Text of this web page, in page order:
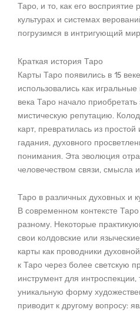
Таро, и то, как его восприятие
культурах и системах
погрузимся в интригующий
Краткая история Таро
Карты Таро появились в 15
использовались как
века Таро начало приобретать
мистическую репутацию.
карт, превратилась из
гадания, духовного
понимания. Эта эволюция
человечеством связи, смысла
Таро в различных духовных и
В современном контексте
разному. Некоторые
свои колдовские или
карты как проводники
к Таро через более светскую
инструмент для
уникальную форму
приводит к другому вопросу: